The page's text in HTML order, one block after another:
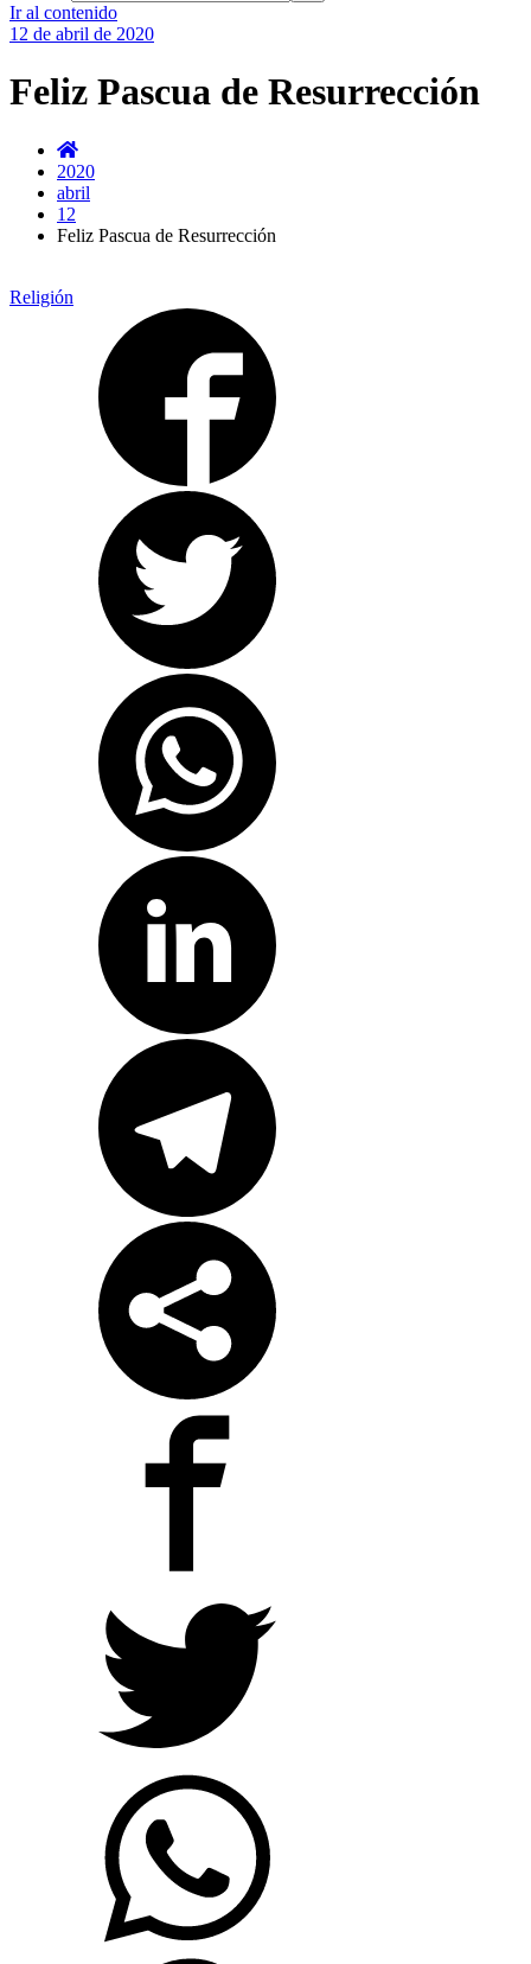
Ir al contenido
12 de abril de 2020
Feliz Pascua de Resurrección
2020
abril
12
Feliz Pascua de Resurrección
Religión